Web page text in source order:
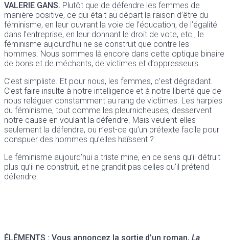
VALERIE GANS. Plutôt que de défendre les femmes de
manière positive, ce qui était au départ la raison d’être du
féminisme, en leur ouvrant la voie de l’éducation, de l’égalité
dans l’entreprise, en leur donnant le droit de vote, etc., le
féminisme aujourd’hui ne se construit que contre les
hommes. Nous sommes là encore dans cette optique binaire
de bons et de méchants, de victimes et d’oppresseurs.
C’est simpliste. Et pour nous, les femmes, c’est dégradant.
C’est faire insulte à notre intelligence et à notre liberté que de
nous reléguer constamment au rang de victimes. Les harpies
du féminisme, tout comme les pleurnicheuses, desservent
notre cause en voulant la défendre. Mais veulent-elles
seulement la défendre, ou n’est-ce qu’un prétexte facile pour
conspuer des hommes qu’elles haïssent ?
Le féminisme aujourd’hui a triste mine, en ce sens qu’il détruit
plus qu’il ne construit, et ne grandit pas celles qu’il prétend
défendre.
ÉLÉMENTS : Vous annoncez la sortie d’un roman, La